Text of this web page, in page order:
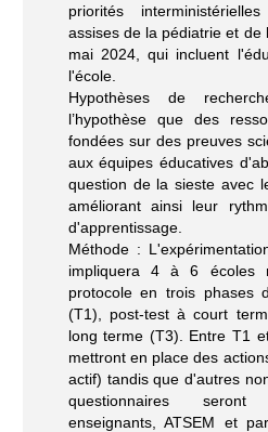
priorités
assises de la pédiatrie et de
mai 2024, qui incluent
l'école.
Hypothèses de
l’hypothèse que des
fondées sur des preuves
aux équipes éducatives
question de la sieste avec
améliorant ainsi leur
d'apprentissage.
Méthode :
impliquera 4 à 6 écoles
protocole en trois phases
(T1), post-test à court
long terme (T3). Entre T1
mettront en place des
actif) tandis que d'autres
questionnaires
enseignants, ATSEM et